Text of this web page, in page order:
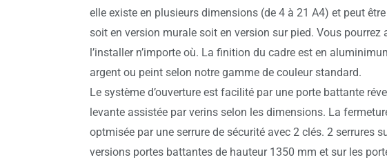
elle existe en plusieurs dimensions (de 4 à 21 A4) et peut
soit en version murale soit en version sur pied. Vous pourrez
l’installer n’importe où. La finition du cadre est en
argent ou peint selon notre gamme de couleur standard.
Le système d’ouverture est facilité par une porte battante
levante assistée par verins selon les dimensions. La
optmisée par une serrure de sécurité avec 2 clés. 2 serrures
versions portes battantes de hauteur 1350 mm et sur les